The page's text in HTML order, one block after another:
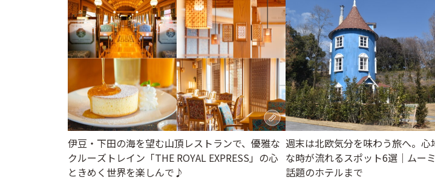
伊豆・下田の海を望む山頂レストランで、優雅な
クルーズトレイン「THE ROYAL EXPRESS」の心
ときめく世界を楽しんで♪
週末は北欧気分を味わう旅へ。心
な時が流れるスポット6選｜ムー
話題のホテルまで